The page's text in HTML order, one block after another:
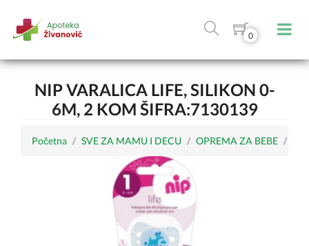
0
NIP VARALICA LIFE, SILIKON 0-
6M, 2 KOM ŠIFRA:7130139
Početna SVE ZA MAMU I DECU OPREMA ZA BEBE